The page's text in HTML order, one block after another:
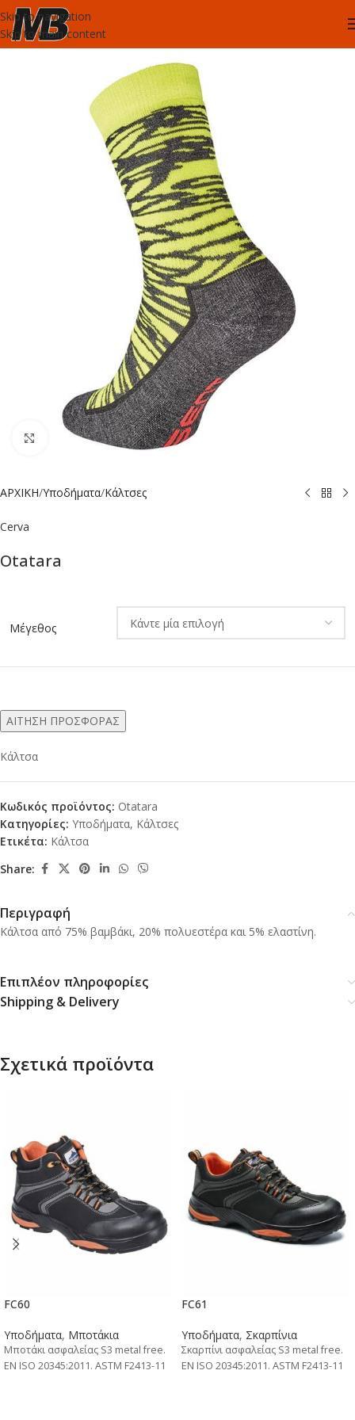
Skip to navigation
Skip to main content
Click to enlarge
ΑΡΧΙΚΗ/Υποδήματα/Κάλτσες
Cerva
Otatara
Μέγεθος
ΑΙΤΗΣΗ ΠΡΟΣΦΟΡΑΣ
Κάλτσα
Κωδικός προϊόντος: Otatara
Κατηγορίες: Υποδήματα, Κάλτσες
Ετικέτα: Κάλτσα
Share:
Περιγραφή
Κάλτσα από 75% βαμβάκι, 20% πολυεστέρα και 5% ελαστίνη.
Επιπλέον πληροφορίες
Shipping & Delivery
Σχετικά προϊόντα
FC60
Υποδήματα, Μποτάκια
Μποτάκι ασφαλείας S3 metal free.
EN ISO 20345:2011. ASTM F2413-11
FC61
Υποδήματα, Σκαρπίνια
Σκαρπίνι ασφαλείας S3 metal free.
EN ISO 20345:2011. ASTM F2413-11